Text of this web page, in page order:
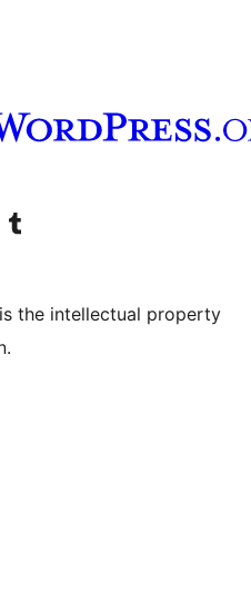
ງພວກເຮົາ
ຢ້ຽມຊົມບັນຊີ Tumblr ຂອງພວກເຮົາ
the intellectual property